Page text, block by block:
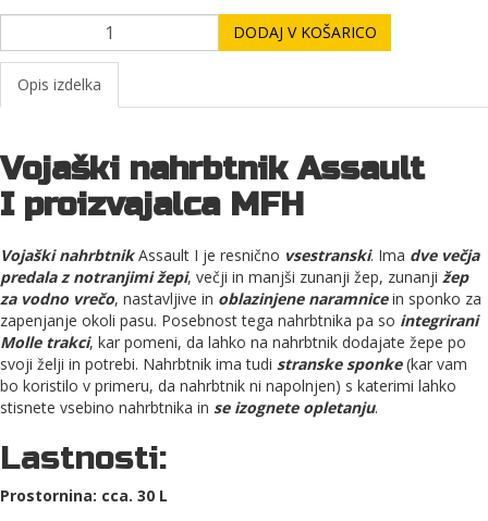
DODAJ V KOŠARICO
Opis izdelka
Vojaški nahrbtnik Assault
I proizvajalca MFH
Vojaški nahrbtnikAssault I je resnično vsestranski. Ima dve večja
predala z notranjimi žepi, večji in manjši zunanji žep, zunanji žep
za vodno vrečo, nastavljive in oblazinjene naramnicein sponko za
zapenjanje okoli pasu. Posebnost tega nahrbtnika pa so integrirani
Molle trakci, kar pomeni, da lahko na nahrbtnik dodajate žepe po
svoji želji in potrebi. Nahrbtnik ima tudi stranske sponke(kar vam
bo koristilo v primeru, da nahrbtnik ni napolnjen) s katerimi lahko
stisnete vsebino nahrbtnika in se izognete opletanju.
Lastnosti:
Prostornina: cca. 30 L